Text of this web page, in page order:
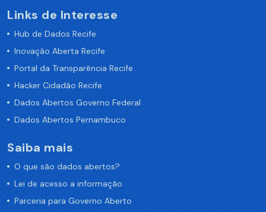
Links de Interesse
Hub de Dados Recife
Inovação Aberta Recife
Portal da Transparência Recife
Hacker Cidadão Recife
Dados Abertos Governo Federal
Dados Abertos Pernambuco
Saiba mais
O que são dados abertos?
Lei de acesso a informação
Parceria para Governo Aberto